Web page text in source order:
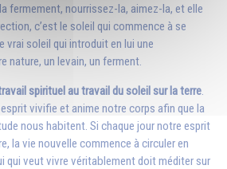
fermement, nourrissez-la, aimez-la, et elle
c’est le soleil qui commence à se
vrai soleil qui introduit en lui une
nature, un levain, un ferment.
spirituel au travail du soleil sur la terre.
vivifie et anime notre corps afin que la
nous habitent. Si chaque jour notre esprit
la vie nouvelle commence à circuler en
qui veut vivre véritablement doit méditer sur